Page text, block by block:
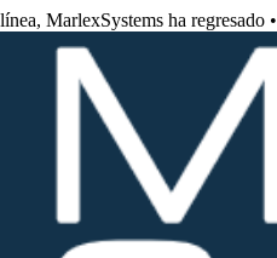
MarlexSystems ha regresado •